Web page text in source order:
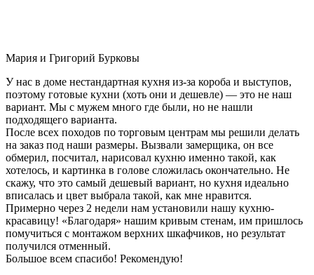
Мария и Григорий Бурковы
У нас в доме нестандартная кухня из-за короба и выступов,
поэтому готовые кухни (хоть они и дешевле) — это не наш
вариант. Мы с мужем много где были, но не нашли
подходящего варианта.
После всех походов по торговым центрам мы решили делать
на заказ под наши размеры. Вызвали замерщика, он все
обмерил, посчитал, нарисовал кухню именно такой, как
хотелось, и картинка в голове сложилась окончательно. Не
скажу, что это самый дешевый вариант, но кухня идеально
вписалась и цвет выбрала такой, как мне нравится.
Примерно через 2 недели нам установили нашу кухню-
красавицу! «Благодаря» нашим кривым стенам, им пришлось
помучиться с монтажом верхних шкафчиков, но результат
получился отменный.
Большое всем спасибо! Рекомендую!